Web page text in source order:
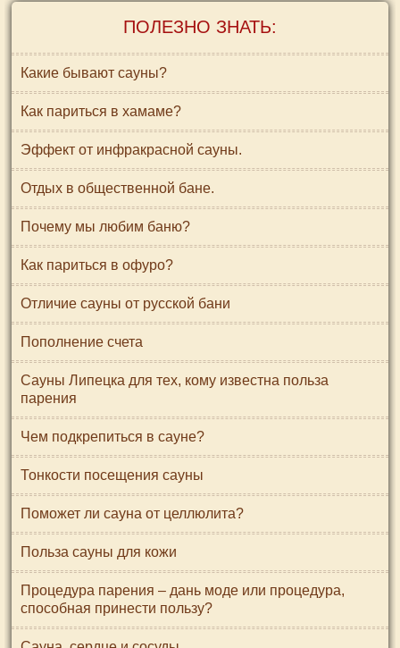
ПОЛЕЗНО ЗНАТЬ:
Какие бывают сауны?
Как париться в хамаме?
Эффект от инфракрасной сауны.
Отдых в общественной бане.
Почему мы любим баню?
Как париться в офуро?
Отличие сауны от русской бани
Пополнение счета
Сауны Липецка для тех, кому известна польза
парения
Чем подкрепиться в сауне?
Тонкости посещения сауны
Поможет ли сауна от целлюлита?
Польза сауны для кожи
Процедура парения – дань моде или процедура,
способная принести пользу?